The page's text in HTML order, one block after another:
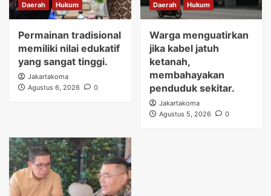
Daerah Hukum
Permainan tradisional
memiliki nilai edukatif
yang sangat tinggi.
Jakartakoma
Agustus 6, 2026
0
Daerah Hukum
Warga menguatirkan
jika kabel jatuh
ketanah,
membahayakan
penduduk sekitar.
Jakartakoma
Agustus 5, 2026
0